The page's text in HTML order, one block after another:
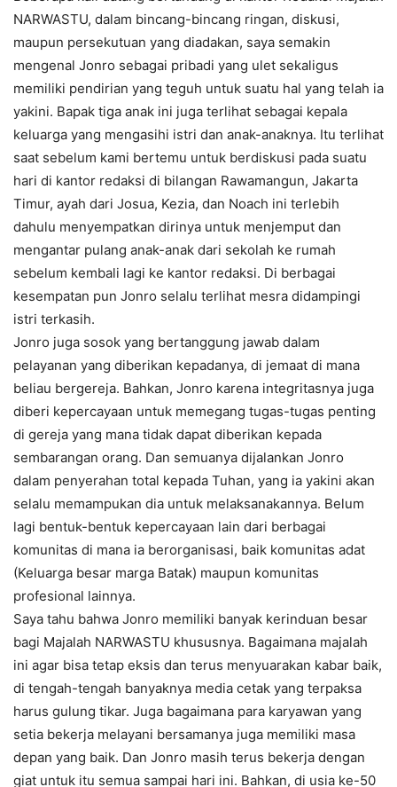
NARWASTU, dalam bincang-bincang ringan, diskusi,
maupun persekutuan yang diadakan, saya semakin
mengenal Jonro sebagai pribadi yang ulet sekaligus
memiliki pendirian yang teguh untuk suatu hal yang telah ia
yakini. Bapak tiga anak ini juga terlihat sebagai kepala
keluarga yang mengasihi istri dan anak-anaknya. Itu terlihat
saat sebelum kami bertemu untuk berdiskusi pada suatu
hari di kantor redaksi di bilangan Rawamangun, Jakarta
Timur, ayah dari Josua, Kezia, dan Noach ini terlebih
dahulu menyempatkan dirinya untuk menjemput dan
mengantar pulang anak-anak dari sekolah ke rumah
sebelum kembali lagi ke kantor redaksi. Di berbagai
kesempatan pun Jonro selalu terlihat mesra didampingi
istri terkasih.
Jonro juga sosok yang bertanggung jawab dalam
pelayanan yang diberikan kepadanya, di jemaat di mana
beliau bergereja. Bahkan, Jonro karena integritasnya juga
diberi kepercayaan untuk memegang tugas-tugas penting
di gereja yang mana tidak dapat diberikan kepada
sembarangan orang. Dan semuanya dijalankan Jonro
dalam penyerahan total kepada Tuhan, yang ia yakini akan
selalu memampukan dia untuk melaksanakannya. Belum
lagi bentuk-bentuk kepercayaan lain dari berbagai
komunitas di mana ia berorganisasi, baik komunitas adat
(Keluarga besar marga Batak) maupun komunitas
profesional lainnya.
Saya tahu bahwa Jonro memiliki banyak kerinduan besar
bagi Majalah NARWASTU khususnya. Bagaimana majalah
ini agar bisa tetap eksis dan terus menyuarakan kabar baik,
di tengah-tengah banyaknya media cetak yang terpaksa
harus gulung tikar. Juga bagaimana para karyawan yang
setia bekerja melayani bersamanya juga memiliki masa
depan yang baik. Dan Jonro masih terus bekerja dengan
giat untuk itu semua sampai hari ini. Bahkan, di usia ke-50